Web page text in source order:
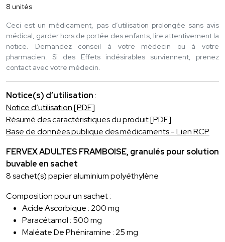
8 unités
Ceci est un médicament, pas d’utilisation prolongée sans avis
médical, garder hors de portée des enfants, lire attentivement la
notice. Demandez conseil à votre médecin ou à votre
pharmacien. Si des Effets indésirables surviennent, prenez
contact avec votre médecin.
Notice(s) d’utilisation :
Notice d’utilisation [PDF]
Résumé des caractéristiques du produit [PDF]
Base de données publique des médicaments - Lien RCP
FERVEX ADULTES FRAMBOISE, granulés pour solution
buvable en sachet
8 sachet(s) papier aluminium polyéthylène
Composition pour un sachet :
Acide Ascorbique : 200 mg
Paracétamol : 500 mg
Maléate De Phéniramine : 25 mg